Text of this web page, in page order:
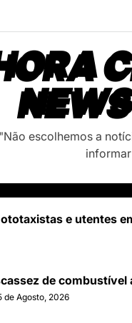
"Não escolhemos a
e utentes
de
de Agosto, 2026